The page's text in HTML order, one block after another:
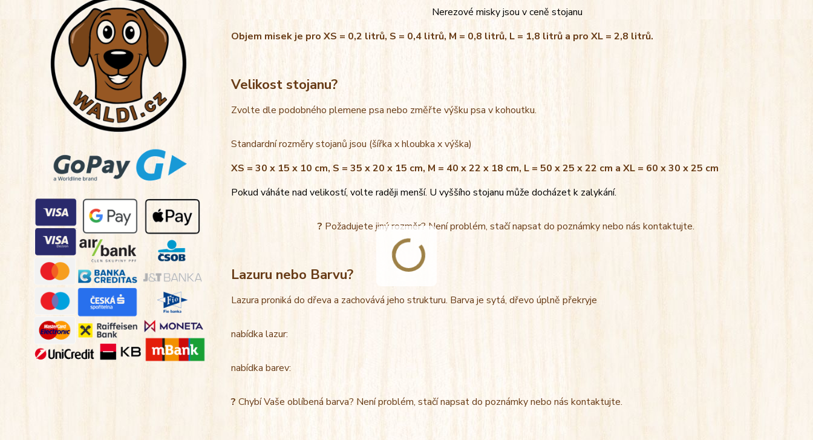
Nerezové misky jsou v ceně stojanu
Objem misek je pro XS = 0,2 litrů, S = 0,4 litrů, M = 0,8 litrů, L = 1,8 litrů a pro XL = 2,8 litrů.
Velikost stojanu?
Zvolte dle podobného plemene psa nebo změřte výšku psa v kohoutku.
Standardní rozměry stojanů jsou (šířka x hloubka x výška)
XS = 30 x 15 x 10 cm, S = 35 x 20 x 15 cm, M = 40 x 22 x 18 cm, L = 50 x 25 x 22 cm a XL = 60 x 30 x 25 cm
Pokud váháte nad velikostí, volte raději menší. U vyššího stojanu může docházet k zalykání.
? Požadujete jiný rozměr? Není problém, stačí napsat do poznámky nebo nás kontaktujte.
Lazuru nebo Barvu?
Lazura proniká do dřeva a zachovává jeho strukturu. Barva je sytá, dřevo úplně překryje
nabídka lazur:
nabídka barev:
? Chybí Vaše oblíbená barva? Není problém, stačí napsat do poznámky nebo nás kontaktujte.